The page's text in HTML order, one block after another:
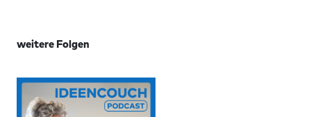
weitere Folgen